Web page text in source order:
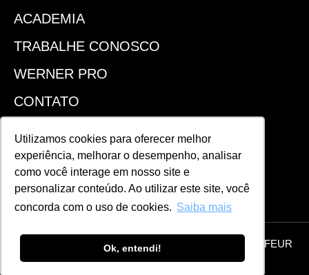
Utilizamos cookies para oferecer melhor
experiência, melhorar o desempenho, analisar
como você interage em nosso site e
personalizar conteúdo. Ao utilizar este site, você
concorda com o uso de cookies. Saiba mais
Ok, entendi!
ACADEMIA
TRABALHE CONOSCO
WERNER PRO
CONTATO
ACOMPANHE!
© 2026 Todos os direitos reservados | WERNER COIFFEUR
POLÍTICA DE PRIVACIDADE